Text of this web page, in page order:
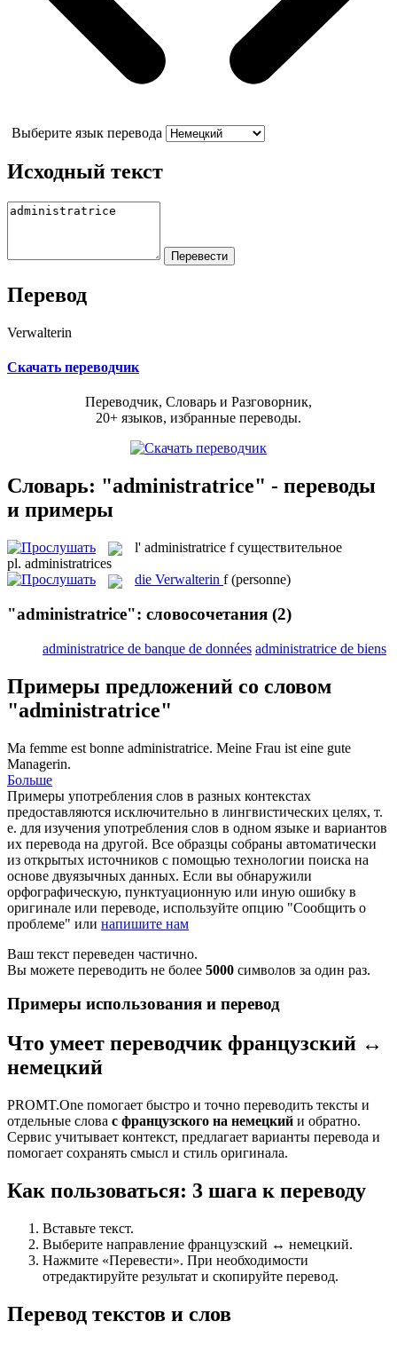
Выберите язык перевода
Исходный текст
Перевод
Verwalterin
Скачать переводчик
Переводчик, Словарь и Разговорник,
20+ языков, избранные переводы.
Словарь: "administratrice" - переводы
и примеры
l' administratrice f существительное
pl. administratrices
die Verwalterin f (personne)
"administratrice": словосочетания (2)
administratrice de banque de données administratrice de biens
Примеры предложений со словом
"administratrice"
Ma femme est bonne administratrice. Meine Frau ist eine gute
Managerin.
Больше
Примеры употребления слов в разных контекстах
предоставляются исключительно в лингвистических целях, т.
е. для изучения употребления слов в одном языке и вариантов
их перевода на другой. Все образцы собраны автоматически
из открытых источников с помощью технологии поиска на
основе двуязычных данных. Если вы обнаружили
орфографическую, пунктуационную или иную ошибку в
оригинале или переводе, используйте опцию "Сообщить о
проблеме" или напишите нам
Ваш текст переведен частично.
Вы можете переводить не более 5000 символов за один раз.
Примеры использования и перевод
Что умеет переводчик французский ↔
немецкий
PROMT.One помогает быстро и точно переводить тексты и
отдельные слова с французского на немецкий и обратно.
Сервис учитывает контекст, предлагает варианты перевода и
помогает сохранять смысл и стиль оригинала.
Как пользоваться: 3 шага к переводу
Вставьте текст.
Выберите направление французский ↔ немецкий.
Нажмите «Перевести». При необходимости
отредактируйте результат и скопируйте перевод.
Перевод текстов и слов